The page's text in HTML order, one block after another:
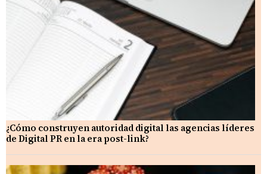
¿Cómo construyen autoridad digital las agencias líderes
de Digital PR en la era post-link?